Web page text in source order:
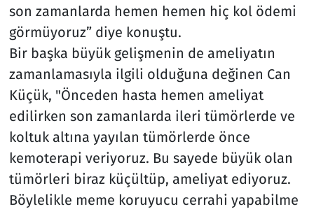
son zamanlarda hemen hemen hiç kol ödemi
görmüyoruz” diye konuştu.
Bir başka büyük gelişmenin de ameliyatın
zamanlamasıyla ilgili olduğuna değinen Can
Küçük, "Önceden hasta hemen ameliyat
edilirken son zamanlarda ileri tümörlerde ve
koltuk altına yayılan tümörlerde önce
kemoterapi veriyoruz. Bu sayede büyük olan
tümörleri biraz küçültüp, ameliyat ediyoruz.
Böylelikle meme koruyucu cerrahi yapabilme